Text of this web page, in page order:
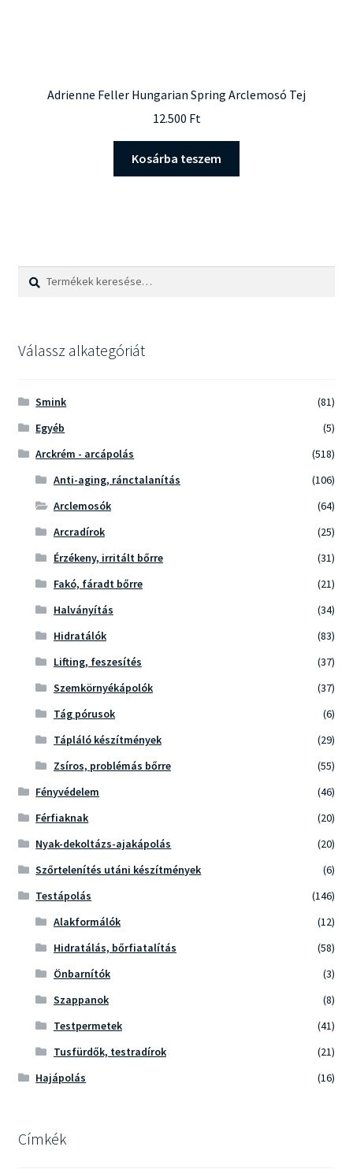
Adrienne Feller Hungarian Spring Arclemosó Tej
12.500 Ft
Kosárba teszem
Keresés
Keresés
Válassz alkategóriát
Smink
(81)
Egyéb
(5)
Arckrém - arcápolás
(518)
Anti-aging, ránctalanítás
(106)
Arclemosók
(64)
Arcradírok
(25)
Érzékeny, irritált bőrre
(31)
Fakó, fáradt bőrre
(21)
Halványítás
(34)
Hidratálók
(83)
Lifting, feszesítés
(37)
Szemkörnyékápolók
(37)
Tág pórusok
(6)
Tápláló készítmények
(29)
Zsíros, problémás bőrre
(55)
Fényvédelem
(46)
Férfiaknak
(20)
Nyak-dekoltázs-ajakápolás
(20)
Szőrtelenítés utáni készítmények
(6)
Testápolás
(146)
Alakformálók
(12)
Hidratálás, bőrfiatalítás
(58)
Önbarnítók
(3)
Szappanok
(8)
Testpermetek
(41)
Tusfürdők, testradírok
(21)
Hajápolás
(16)
Címkék